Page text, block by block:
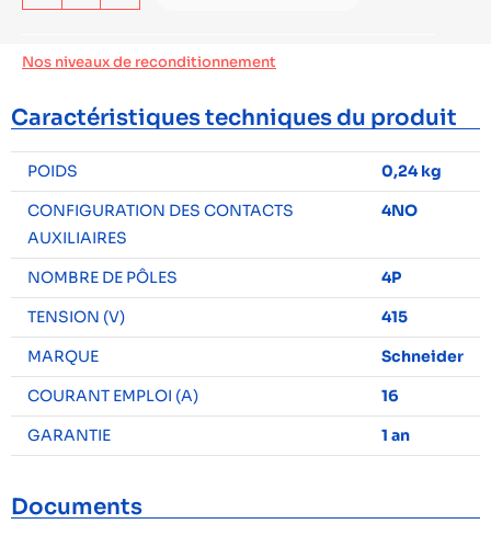
Nos niveaux de reconditionnement
Caractéristiques techniques du produit
POIDS
0,24 kg
CONFIGURATION DES CONTACTS
AUXILIAIRES
4NO
NOMBRE DE PÔLES
4P
TENSION (V)
415
MARQUE
Schneider
COURANT EMPLOI (A)
16
GARANTIE
1 an
Documents